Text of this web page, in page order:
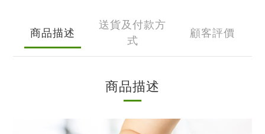
商品描述
送貨及付款方
式
顧客評價
商品描述